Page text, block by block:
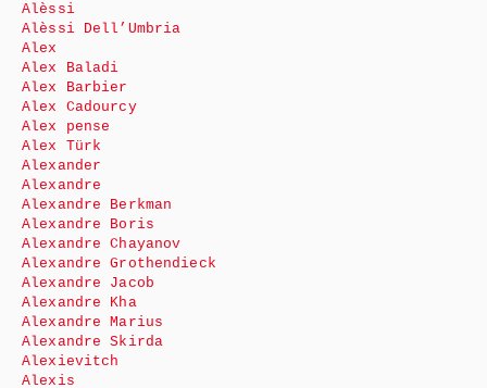
Alèssi
Alèssi Dell’Umbria
Alex
Alex Baladi
Alex Barbier
Alex Cadourcy
Alex pense
Alex Türk
Alexander
Alexandre
Alexandre Berkman
Alexandre Boris
Alexandre Chayanov
Alexandre Grothendieck
Alexandre Jacob
Alexandre Kha
Alexandre Marius
Alexandre Skirda
Alexievitch
Alexis